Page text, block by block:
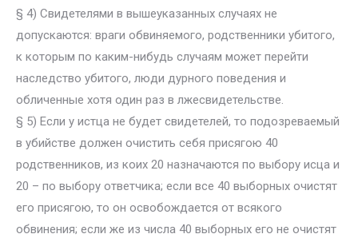
§ 4) Свидетелями в вышеуказанных случаях не
допускаются: враги обвиняемого, родственники убитого,
к которым по каким-нибудь случаям может перейти
наследство убитого, люди дурного поведения и
обличенные хотя один раз в лжесвидетельстве.
§ 5) Если у истца не будет свидетелей, то подозреваемый
в убийстве должен очистить себя присягою 40
родственников, из коих 20 назначаются по выбору исца и
20 – по выбору ответчика; если все 40 выборных очистят
его присягою, то он освобождается от всякого
обвинения; если же из числа 40 выборных его не очистят